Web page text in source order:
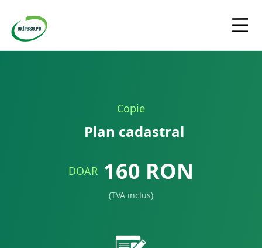
Copie
Plan cadastral
DOAR 160 RON
(TVA inclus)